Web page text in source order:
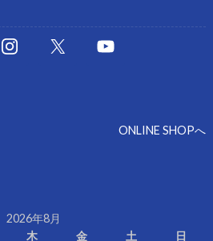
ONLINE SHOPへ
2026年8月
木 金 土 日